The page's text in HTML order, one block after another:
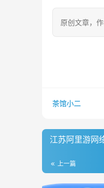
原创文章，
茶馆小二
江苏阿里游网
上一篇